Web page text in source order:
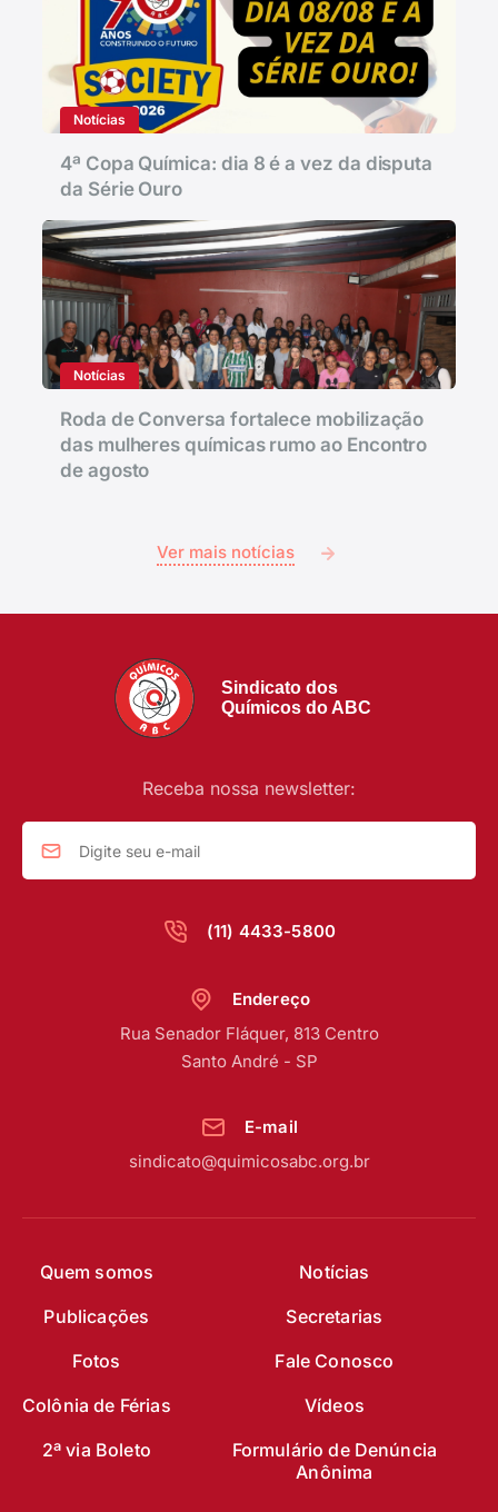
Notícias
4ª Copa Química: dia 8 é a vez da disputa
da Série Ouro
Notícias
Roda de Conversa fortalece mobilização
das mulheres químicas rumo ao Encontro
de agosto
Ver mais notícias
Sindicato dos
Químicos do ABC
(11) 4433-5800
Receba nossa newsletter:
Quem somos
Notícias
Publicações
Secretarias
Fotos
Fale Conosco
Colônia de Férias
Vídeos
2ª via Boleto
Formulário de Denúncia
Anônima
Endereço
Rua Senador Fláquer, 813 Centro
Santo André - SP
E-mail
sindicato@quimicosabc.org.br